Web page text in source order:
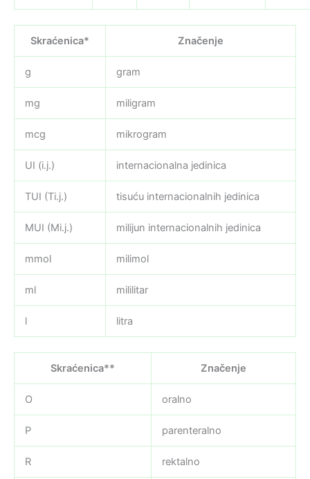
Skraćenica* Značenje
g gram
mg miligram
mcg mikrogram
UI (i.j.) internacionalna jedinica
TUI (Ti.j.) tisuću internacionalnih jedinica
MUI (Mi.j.) milijun internacionalnih jedinica
mmol milimol
ml mililitar
l litra
Skraćenica** Značenje
O oralno
P parenteralno
R rektalno